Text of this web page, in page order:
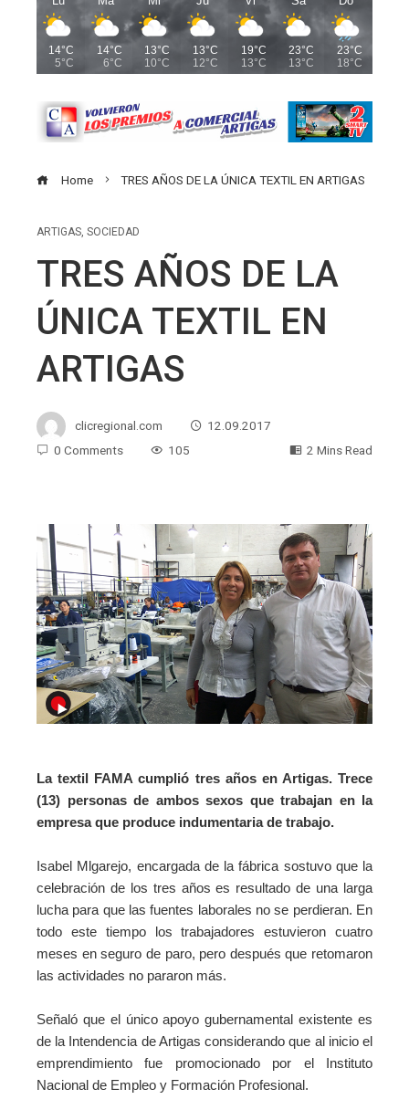
14°C
5°C
14°C
6°C
13°C
10°C
13°C
12°C
19°C
13°C
23°C
13°C
23°C
18°C
Home TRES AÑOS DE LA ÚNICA TEXTIL EN ARTIGAS
ARTIGAS, SOCIEDAD
TRES AÑOS DE LA
ÚNICA TEXTIL EN
ARTIGAS
clicregional.com
12.09.2017
0 Comments
105 2 Mins Read
La textil FAMA cumplió tres años en Artigas. Trece
(13) personas de ambos sexos que trabajan en la
empresa que produce indumentaria de trabajo.
Isabel Mlgarejo, encargada de la fábrica sostuvo que la
celebración de los tres años es resultado de una larga
lucha para que las fuentes laborales no se perdieran. En
todo este tiempo los trabajadores estuvieron cuatro
meses en seguro de paro, pero después que retomaron
las actividades no pararon más.
Señaló que el único apoyo gubernamental existente es
de la Intendencia de Artigas considerando que al inicio el
emprendimiento fue promocionado por el Instituto
Nacional de Empleo y Formación Profesional.